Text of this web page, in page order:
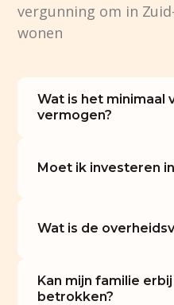
vergunning om in
wonen
Wat is het minimaal
vermogen?
Moet ik investeren
Wat is de
Kan mijn familie
betrokken?